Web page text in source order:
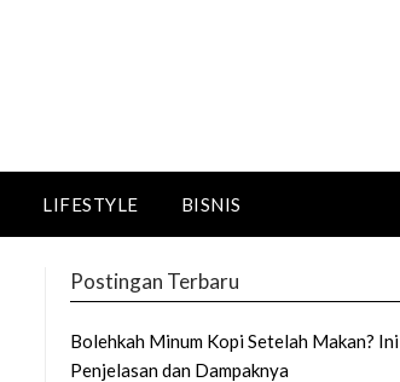
LIFESTYLE BISNIS
Postingan Terbaru
Bolehkah Minum Kopi Setelah Makan? Ini
Penjelasan dan Dampaknya